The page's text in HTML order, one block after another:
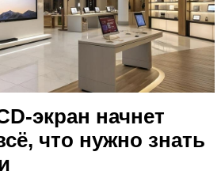
экран начнет
что нужно знать